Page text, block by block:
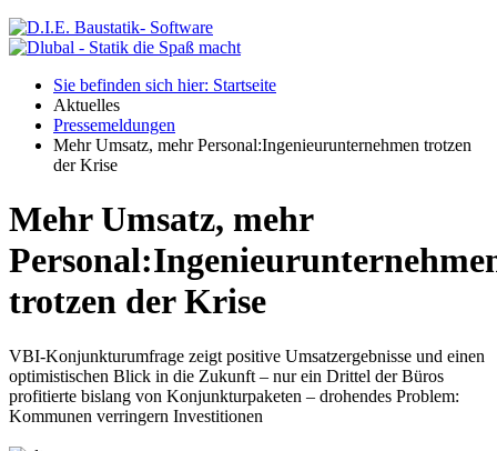
Sie befinden sich hier: Startseite
Aktuelles
Pressemeldungen
Mehr Umsatz, mehr Personal:Ingenieurunternehmen trotzen
der Krise
Mehr Umsatz, mehr
trotzen der Krise
VBI-Konjunkturumfrage zeigt positive Umsatzergebnisse und einen
optimistischen Blick in die Zukunft – nur ein Drittel der Büros
profitierte bislang von Konjunkturpaketen – drohendes Problem:
Kommunen verringern Investitionen